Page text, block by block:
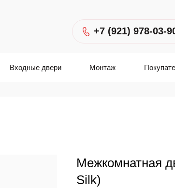
+7 (921) 978-03-
Монтаж
Входные двери
Межкомнатная
Silk)